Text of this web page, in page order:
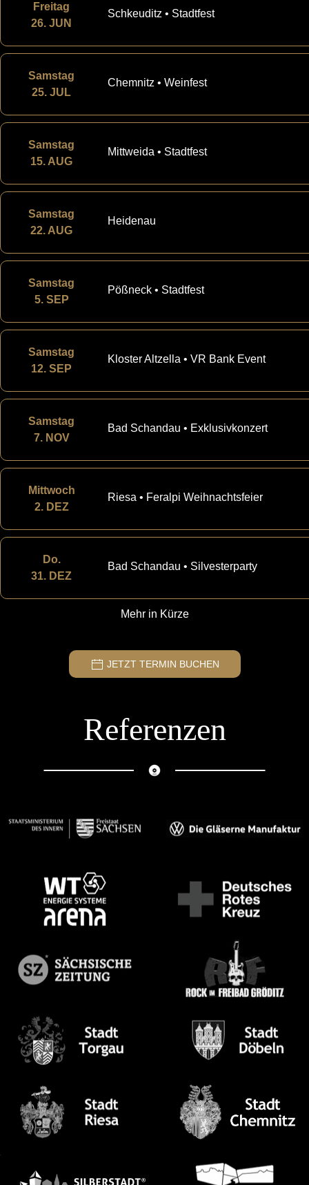
Freitag
26. JUN
Schkeuditz • Stadtfest
Samstag
25. JUL
Chemnitz • Weinfest
Samstag
15. AUG
Mittweida • Stadtfest
Samstag
22. AUG
Heidenau
Samstag
5. SEP
Pößneck • Stadtfest
Samstag
12. SEP
Kloster Altzella • VR Bank Event
Samstag
7. NOV
Bad Schandau • Exklusivkonzert
Mittwoch
2. DEZ
Riesa • Feralpi Weihnachtsfeier
Do.
31. DEZ
Bad Schandau • Silvesterparty
Mehr in Kürze
JETZT TERMIN BUCHEN
Referenzen